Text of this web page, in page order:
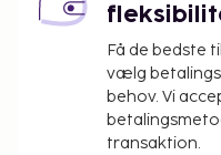
Få de bedste
vælg
behov. Vi
transaktion.